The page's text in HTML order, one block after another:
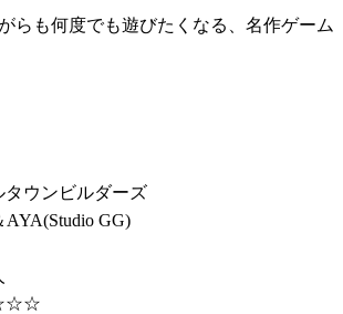
らも何度でも遊びたくなる、名作ゲーム
タウンビルダーズ
AYA(Studio GG)